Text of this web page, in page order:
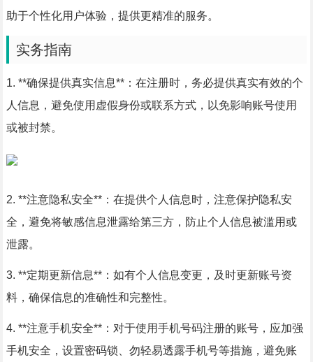
助于个性化用户体验，提供更精准的服务。
实务指南
1. **确保提供真实信息**：在注册时，务必提供真实有效的个
人信息，避免使用虚假身份或联系方式，以免影响账号使用
或被封禁。
2. **注意隐私安全**：在提供个人信息时，注意保护隐私安
全，避免将敏感信息泄露给第三方，防止个人信息被滥用或
泄露。
3. **定期更新信息**：如有个人信息变更，及时更新账号资
料，确保信息的准确性和完整性。
4. **注意手机安全**：对于使用手机号码注册的账号，应加强
手机安全，设置密码锁、勿轻易透露手机号等措施，避免账